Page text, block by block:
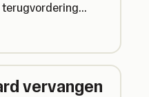
terugvordering
vervangen